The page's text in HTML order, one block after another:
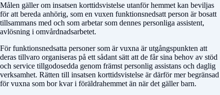
Målen gäller om insatsen korttidsvistelse utanför hemmet kan beviljas
för att bereda anhörig, som en vuxen funktionsnedsatt person är bosatt
tillsammans med och som arbetar som dennes personliga assistent,
avlösning i omvårdnadsarbetet.
För funktionsnedsatta personer som är vuxna är utgångspunkten att
deras tillvaro organiseras på ett sådant sätt att de får sina behov av stöd
och service tillgodosedda genom främst personlig assistans och daglig
verksamhet. Rätten till insatsen korttidsvistelse är därför mer begränsad
för vuxna som bor kvar i föräldrahemmet än när det gäller barn.